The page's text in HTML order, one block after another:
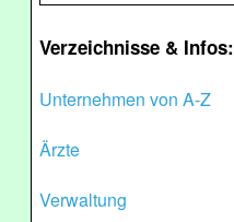
Verzeichnisse & Infos:
Unternehmen von A-Z
Ärzte
Verwaltung